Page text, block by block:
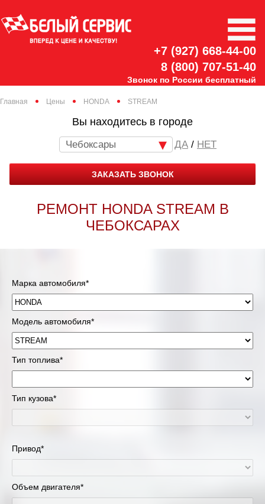
+7 (927) 668-44-00
8 (800) 707-51-40
Звонок по России бесплатный
Главная Цены HONDA STREAM
Вы находитесь в городе
Чебоксары / НЕТ
ЗАКАЗАТЬ ЗВОНОК
РЕМОНТ HONDA STREAM В
ЧЕБОКСАРАХ
Марка автомобиля*
Модель автомобиля*
Тип топлива*
Тип кузова*
Привод*
Объем двигателя*